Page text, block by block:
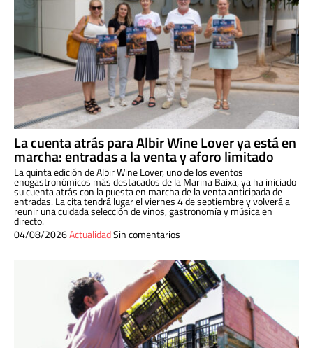
La cuenta atrás para Albir Wine Lover ya está en
marcha: entradas a la venta y aforo limitado
La quinta edición de Albir Wine Lover, uno de los eventos
enogastronómicos más destacados de la Marina Baixa, ya ha iniciado
su cuenta atrás con la puesta en marcha de la venta anticipada de
entradas. La cita tendrá lugar el viernes 4 de septiembre y volverá a
reunir una cuidada selección de vinos, gastronomía y música en
directo.
04/08/2026ActualidadSin comentarios